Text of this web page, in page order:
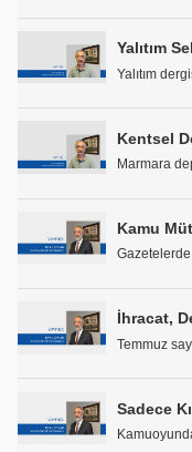
Yalıtım
Kentsel
Marmara
Kamu
Temmuz